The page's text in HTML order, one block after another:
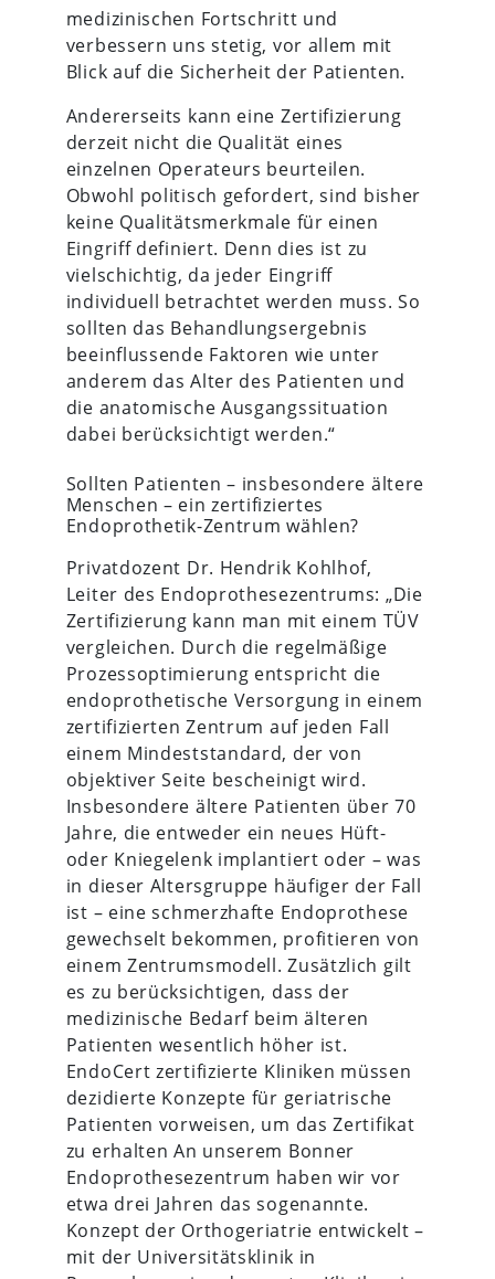
medizinischen Fortschritt und
verbessern uns stetig, vor allem mit
Blick auf die Sicherheit der Patienten.
Andererseits kann eine Zertifizierung
derzeit nicht die Qualität eines
einzelnen Operateurs beurteilen.
Obwohl politisch gefordert, sind bisher
keine Qualitätsmerkmale für einen
Eingriff definiert. Denn dies ist zu
vielschichtig, da jeder Eingriff
individuell betrachtet werden muss. So
sollten das Behandlungsergebnis
beeinflussende Faktoren wie unter
anderem das Alter des Patienten und
die anatomische Ausgangssituation
dabei berücksichtigt werden.“
Sollten Patienten – insbesondere ältere
Menschen – ein zertifiziertes
Endoprothetik-Zentrum wählen?
Privatdozent Dr. Hendrik Kohlhof,
Leiter des Endoprothesezentrums: „Die
Zertifizierung kann man mit einem TÜV
vergleichen. Durch die regelmäßige
Prozessoptimierung entspricht die
endoprothetische Versorgung in einem
zertifizierten Zentrum auf jeden Fall
einem Mindeststandard, der von
objektiver Seite bescheinigt wird.
Insbesondere ältere Patienten über 70
Jahre, die entweder ein neues Hüft-
oder Kniegelenk implantiert oder – was
in dieser Altersgruppe häufiger der Fall
ist – eine schmerzhafte Endoprothese
gewechselt bekommen, profitieren von
einem Zentrumsmodell. Zusätzlich gilt
es zu berücksichtigen, dass der
medizinische Bedarf beim älteren
Patienten wesentlich höher ist.
EndoCert zertifizierte Kliniken müssen
dezidierte Konzepte für geriatrische
Patienten vorweisen, um das Zertifikat
zu erhalten An unserem Bonner
Endoprothesezentrum haben wir vor
etwa drei Jahren das sogenannte.
Konzept der Orthogeriatrie entwickelt –
mit der Universitätsklinik in